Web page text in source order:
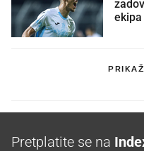
ekipa
Pretplatite se na